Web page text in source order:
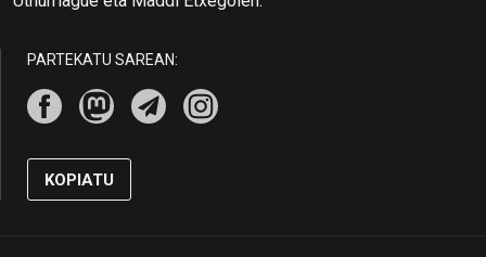
PARTEKATU SAREAN:
KOPIATU